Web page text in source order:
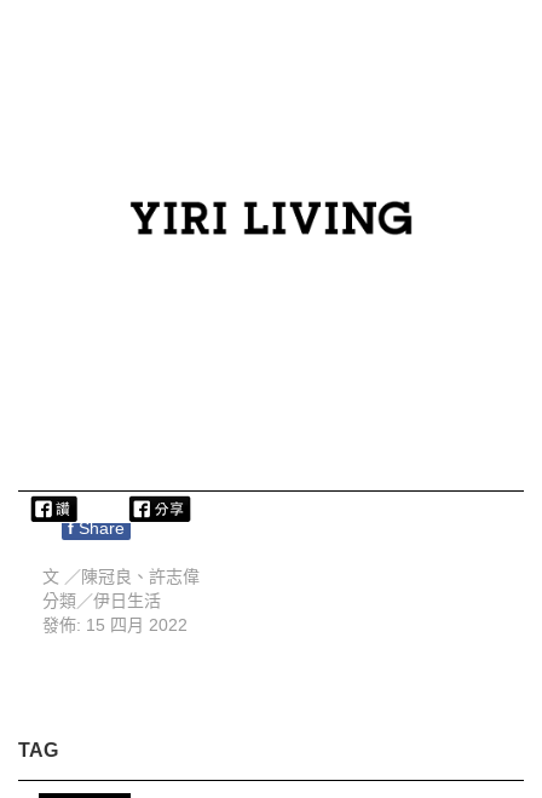
f Share
文 ／陳冠良、許志偉
分類／伊日生活
發佈: 15 四月 2022
TAG